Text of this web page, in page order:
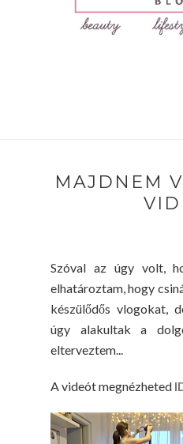
MAJDNEM
Szóval az úgy volt,
elhatároztam, hogy
készülődős vlogokat,
úgy alakultak a
elterveztem...
A videót megnézheted